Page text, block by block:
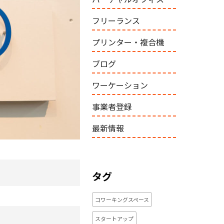
フリーランス
プリンター・複合機
ブログ
ワーケーション
事業者登録
最新情報
タグ
コワーキングスペース
スタートアップ